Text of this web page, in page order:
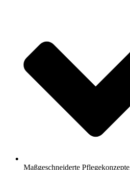
Maßgeschneiderte